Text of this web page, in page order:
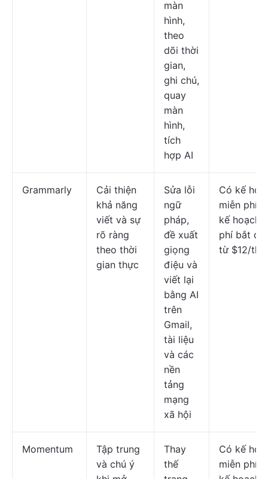
màn
hình,
theo
dõi thời
gian,
ghi chú,
quay
màn
hình,
tích
hợp AI
Grammarly
Cải thiện
khả năng
viết và sự
rõ ràng
theo thời
gian thực
Sửa lỗi
ngữ
pháp,
đề xuất
giọng
điệu và
viết lại
bằng AI
trên
Gmail,
tài liệu
và các
nền
tảng
mạng
xã hội
Có kế
miễn phí;
kế hoạch
phí bắt
từ $12/
Momentum
Tập trung
và chú ý
Thay
thế
Có kế
miễn phí;